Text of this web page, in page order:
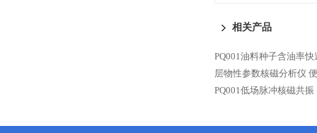
相关产品
PQ001油料种子含油率
层物性参数核磁分析仪
PQ001低场脉冲核磁共